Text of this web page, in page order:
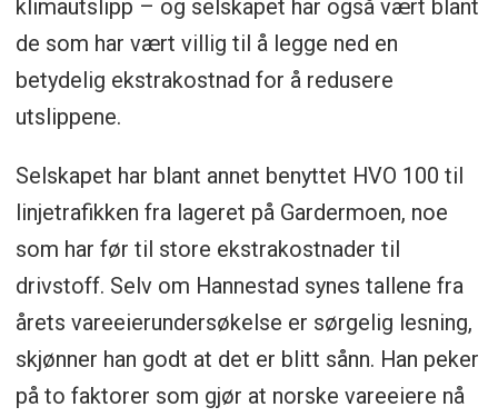
klimautslipp – og selskapet har også vært blant
de som har vært villig til å legge ned en
betydelig ekstrakostnad for å redusere
utslippene.
Selskapet har blant annet benyttet HVO 100 til
linjetrafikken fra lageret på Gardermoen, noe
som har før til store ekstrakostnader til
drivstoff. Selv om Hannestad synes tallene fra
årets vareeierundersøkelse er sørgelig lesning,
skjønner han godt at det er blitt sånn. Han peker
på to faktorer som gjør at norske vareeiere nå